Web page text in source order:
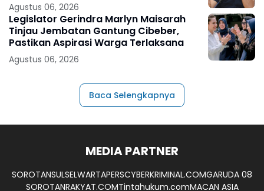
Agustus 06, 2026
Legislator Gerindra Marlyn Maisarah
Tinjau Jembatan Gantung Cibeber,
Pastikan Aspirasi Warga Terlaksana
Agustus 06, 2026
Baca Selengkapnya
MEDIA PARTNER
SOROTANSULSELWARTAPERSCYBERKRIMINAL.COMGARUDA 08
SOROTANRAKYAT.COMTintahukum.comMACAN ASIA